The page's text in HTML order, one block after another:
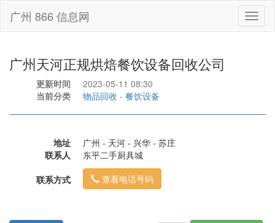
广州 866 信息网
广州天河正规烘焙餐饮设备回收公司
更新时间
2023-05-11 08:30
当前分类
物品回收 - 餐饮设备
地址
广州 - 天河 - 兴华 - 苏庄
联系人
东平二手厨具城
联系方式
查看电话号码